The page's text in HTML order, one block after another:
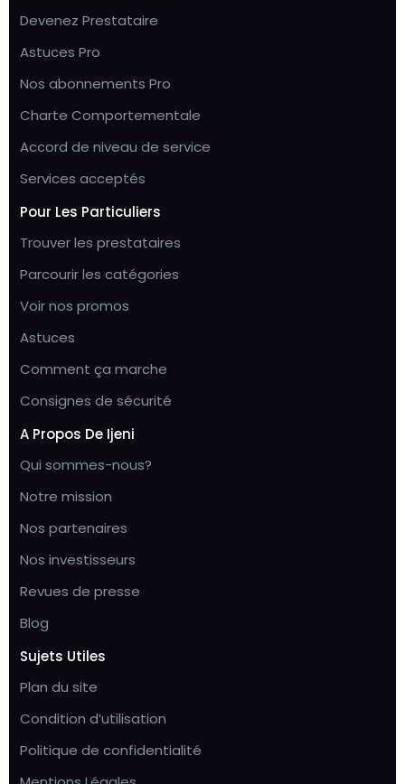
Devenez Prestataire
Astuces Pro
Nos abonnements Pro
Charte Comportementale
Accord de niveau de service
Services acceptés
Pour Les Particuliers
Trouver les prestataires
Parcourir les catégories
Voir nos promos
Astuces
Comment ça marche
Consignes de sécurité
A Propos De Ijeni
Qui sommes-nous?
Notre mission
Nos partenaires
Nos investisseurs
Revues de presse
Blog
Sujets Utiles
Plan du site
Condition d’utilisation
Politique de confidentialité